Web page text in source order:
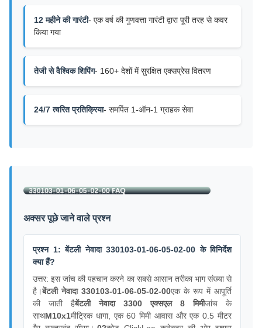
12 महीने की गारंटी- एक वर्ष की गुणवत्ता गारंटी द्वारा पूरी तरह से कवर
किया गया
तेजी से वैश्विक शिपिंग- 160+ देशों में सुरक्षित एक्सप्रेस वितरण
24/7 त्वरित प्रतिक्रिया- समर्पित 1-ऑन-1 ग्राहक सेवा
अक्सर पूछे जाने वाले प्रश्न
प्रश्न 1: बेंटली नेवादा 330103-01-06-05-02-00 के विनिर्देश
क्या हैं?
उत्तर: इस जांच की पहचान करने का सबसे आसान तरीका भाग संख्या से
है।बेंटली नेवादा 330103-01-06-05-02-00एक के रूप में आपूर्ति
की जाती हैबेंटली नेवादा 3300 एक्सएल 8 मिमीजांच के
साथM10x1मीट्रिक धागा, एक 60 मिमी आवास और एक 0.5 मीटर